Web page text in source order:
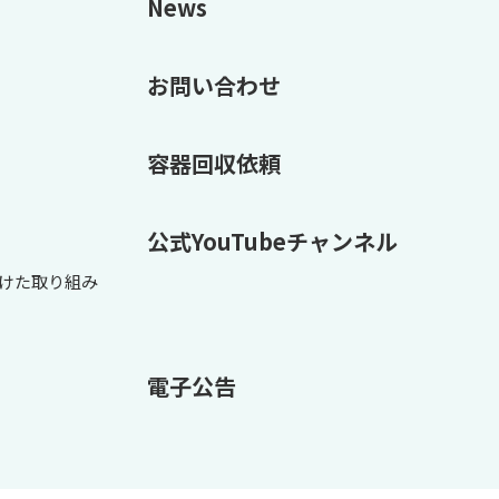
た取り組み
News
お問い合わせ
容器回収依頼
公式YouTubeチャンネル
電子公告